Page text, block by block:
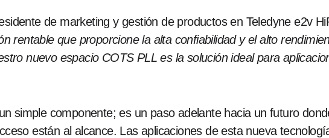
de marketing y gestión de productos en Teledyne e2v
rentable que proporcione la alta confiabilidad y el alto
nuevo espacio COTS PLL es la solución ideal para
simple componente; es un paso adelante hacia un futuro
están al alcance. Las aplicaciones de esta nueva